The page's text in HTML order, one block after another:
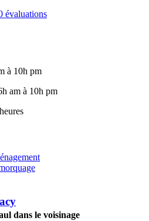
évaluations
à 10h pm
am à 10h pm
dans le voisinage